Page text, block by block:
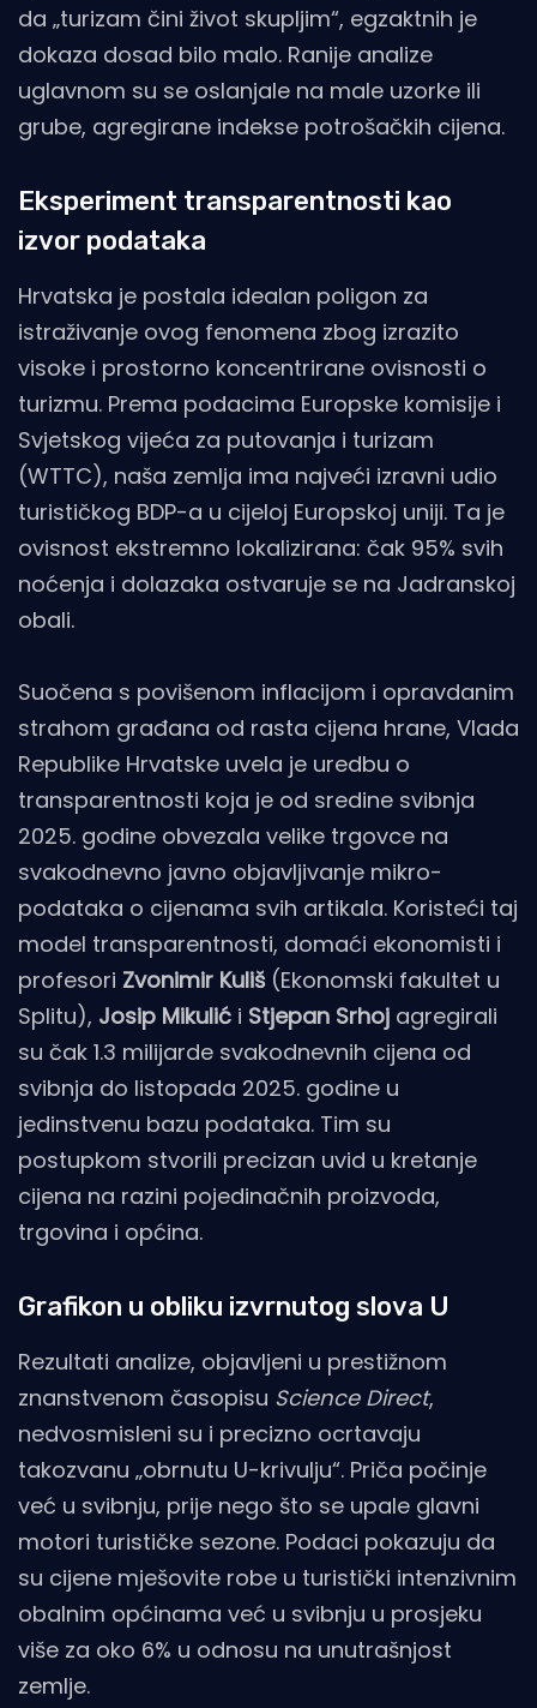
da „turizam čini život skupljim“, egzaktnih je
dokaza dosad bilo malo. Ranije analize
uglavnom su se oslanjale na male uzorke ili
grube, agregirane indekse potrošačkih cijena.
Eksperiment transparentnosti kao
izvor podataka
Hrvatska je postala idealan poligon za
istraživanje ovog fenomena zbog izrazito
visoke i prostorno koncentrirane ovisnosti o
turizmu. Prema podacima Europske komisije i
Svjetskog vijeća za putovanja i turizam
(WTTC), naša zemlja ima najveći izravni udio
turističkog BDP-a u cijeloj Europskoj uniji. Ta je
ovisnost ekstremno lokalizirana: čak 95% svih
noćenja i dolazaka ostvaruje se na Jadranskoj
obali.
Suočena s povišenom inflacijom i opravdanim
strahom građana od rasta cijena hrane, Vlada
Republike Hrvatske uvela je uredbu o
transparentnosti koja je od sredine svibnja
2025. godine obvezala velike trgovce na
svakodnevno javno objavljivanje mikro-
podataka o cijenama svih artikala. Koristeći taj
model transparentnosti, domaći ekonomisti i
profesori Zvonimir Kuliš(Ekonomski fakultet u
Splitu), Josip Mikulić i Stjepan Srhoj agregirali
su čak 1.3 milijarde svakodnevnih cijena od
svibnja do listopada 2025. godine u
jedinstvenu bazu podataka. Tim su
postupkom stvorili precizan uvid u kretanje
cijena na razini pojedinačnih proizvoda,
trgovina i općina.
Grafikon u obliku izvrnutog slova U
Rezultati analize, objavljeni u prestižnom
znanstvenom časopisu Science Direct,
nedvosmisleni su i precizno ocrtavaju
takozvanu „obrnutu U-krivulju“. Priča počinje
već u svibnju, prije nego što se upale glavni
motori turističke sezone. Podaci pokazuju da
su cijene mješovite robe u turistički intenzivnim
obalnim općinama već u svibnju u prosjeku
više za oko 6% u odnosu na unutrašnjost
zemlje.